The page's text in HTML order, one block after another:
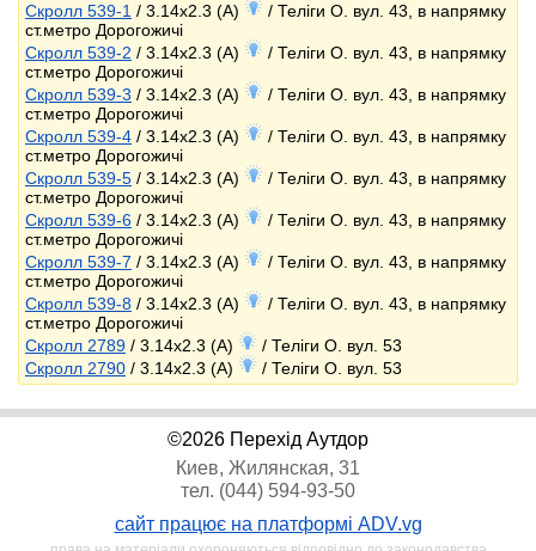
Скролл 539-1 / 3.14x2.3 (A)
/ Теліги О. вул. 43, в напрямку
ст.метро Дорогожичі
Скролл 539-2 / 3.14x2.3 (A)
/ Теліги О. вул. 43, в напрямку
ст.метро Дорогожичі
Скролл 539-3 / 3.14x2.3 (A)
/ Теліги О. вул. 43, в напрямку
ст.метро Дорогожичі
Скролл 539-4 / 3.14x2.3 (A)
/ Теліги О. вул. 43, в напрямку
ст.метро Дорогожичі
Скролл 539-5 / 3.14x2.3 (A)
/ Теліги О. вул. 43, в напрямку
ст.метро Дорогожичі
Скролл 539-6 / 3.14x2.3 (A)
/ Теліги О. вул. 43, в напрямку
ст.метро Дорогожичі
Скролл 539-7 / 3.14x2.3 (A)
/ Теліги О. вул. 43, в напрямку
ст.метро Дорогожичі
Скролл 539-8 / 3.14x2.3 (A)
/ Теліги О. вул. 43, в напрямку
ст.метро Дорогожичі
Скролл 2789 / 3.14x2.3 (A)
/ Теліги О. вул. 53
Скролл 2790 / 3.14x2.3 (A) / Теліги О. вул. 53
©2026 Перехід Аутдор
Киев, Жилянская, 31
тел. (044) 594-93-50
сайт працює на платформі ADV.vg